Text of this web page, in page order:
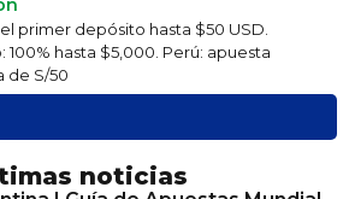
primer depósito hasta $50 USD.
100% hasta $5,000. Perú: apuesta
de S/50
noticias